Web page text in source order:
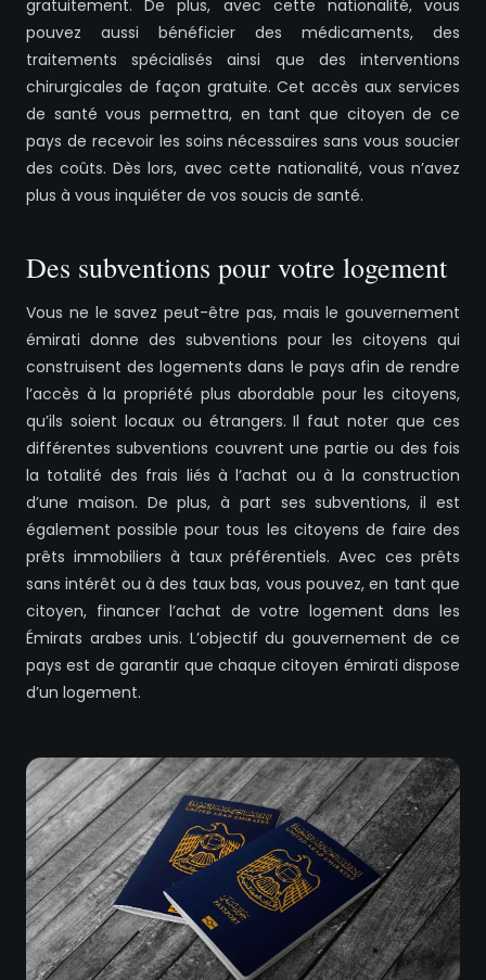
gratuitement. De plus, avec cette nationalité, vous
pouvez aussi bénéficier des médicaments, des
traitements spécialisés ainsi que des interventions
chirurgicales de façon gratuite. Cet accès aux services
de santé vous permettra, en tant que citoyen de ce
pays de recevoir les soins nécessaires sans vous soucier
des coûts. Dès lors, avec cette nationalité, vous n’avez
plus à vous inquiéter de vos soucis de santé.
Des subventions pour votre logement
Vous ne le savez peut-être pas, mais le gouvernement
émirati donne des subventions pour les citoyens qui
construisent des logements dans le pays afin de rendre
l’accès à la propriété plus abordable pour les citoyens,
qu’ils soient locaux ou étrangers. Il faut noter que ces
différentes subventions couvrent une partie ou des fois
la totalité des frais liés à l’achat ou à la construction
d’une maison. De plus, à part ses subventions, il est
également possible pour tous les citoyens de faire des
prêts immobiliers à taux préférentiels. Avec ces prêts
sans intérêt ou à des taux bas, vous pouvez, en tant que
citoyen, financer l’achat de votre logement dans les
Émirats arabes unis. L’objectif du gouvernement de ce
pays est de garantir que chaque citoyen émirati dispose
d’un logement.